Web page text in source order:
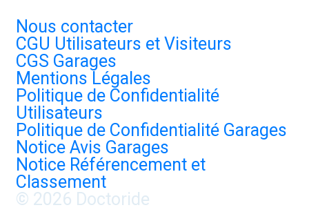
Nous contacter
CGU Utilisateurs et Visiteurs
CGS Garages
Mentions Légales
Politique de Confidentialité
Utilisateurs
Politique de Confidentialité Garages
Notice Avis Garages
Notice Référencement et
Classement
© 2026 Doctoride